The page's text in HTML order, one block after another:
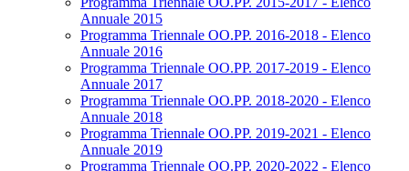
Annuale 2015
Programma Triennale OO.PP. 2016-2018 - Elenco
Annuale 2016
Programma Triennale OO.PP. 2017-2019 - Elenco
Annuale 2017
Programma Triennale OO.PP. 2018-2020 - Elenco
Annuale 2018
Programma Triennale OO.PP. 2019-2021 - Elenco
Annuale 2019
Programma Triennale OO.PP. 2020-2022 - Elenco